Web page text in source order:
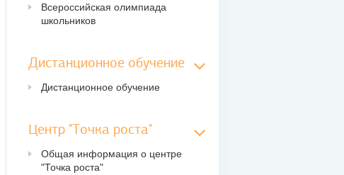
Всероссийская олимпиада
школьников
Дистанционное обучение
Дистанционное обучение
Центр "Точка роста"
Общая информация о центре
"Точка роста"